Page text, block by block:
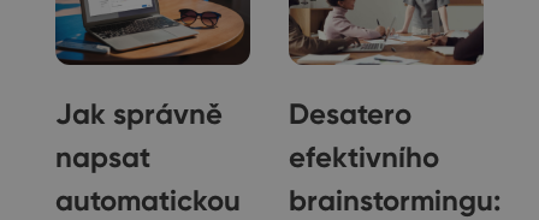
Jak správně
napsat
automatickou
Desatero
efektivního
brainstormingu: